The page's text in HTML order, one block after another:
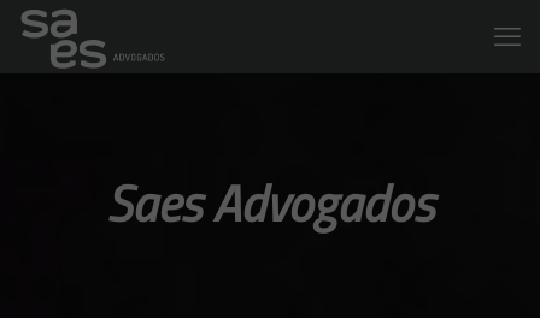
Saes Advogados